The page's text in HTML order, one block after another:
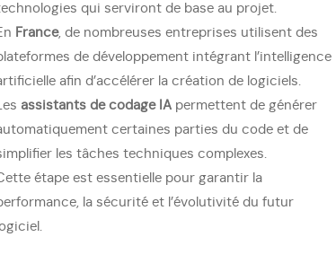
qui serviront de base au projet.
France, de nombreuses entreprises utilisent des
de développement intégrant l’intelligence
afin d’accélérer la création de logiciels.
assistants de codage IA permettent de générer
certaines parties du code et de
les tâches techniques complexes.
étape est essentielle pour garantir la
la sécurité et l’évolutivité du futur